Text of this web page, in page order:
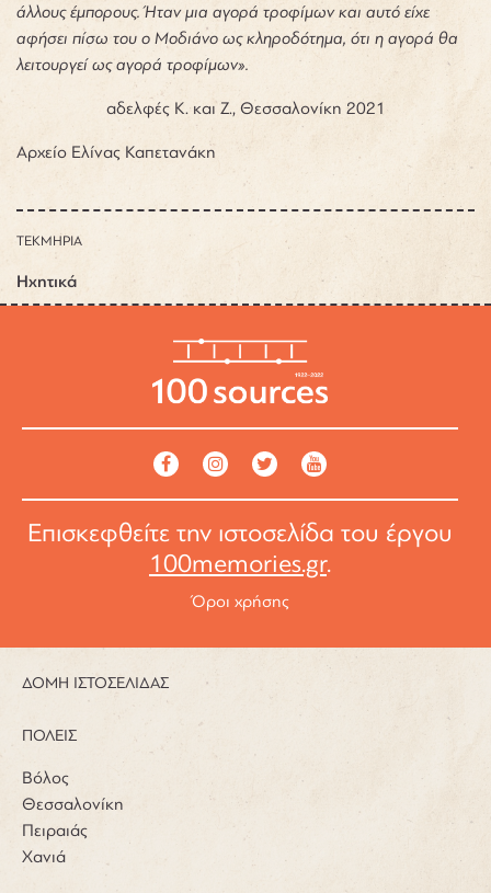
άλλους έμπορους. Ήταν μια αγορά τροφίμων και αυτό είχε
αφήσει πίσω του ο Μοδιάνο ως κληροδότημα, ότι η αγορά θα
λειτουργεί ως αγορά τροφίμων».
αδελφές Κ. και Ζ., Θεσσαλονίκη 2021
Αρχείο Ελίνας Καπετανάκη
ΤΕΚΜΗΡΙΑ
Ηχητικά
Επισκεφθείτε την ιστοσελίδα του έργου
100memories.gr.
Όροι χρήσης
ΔΟΜΗ ΙΣΤΟΣΕΛΙΔΑΣ
ΠΟΛΕΙΣ
Βόλος
Θεσσαλονίκη
Πειραιάς
Χανιά